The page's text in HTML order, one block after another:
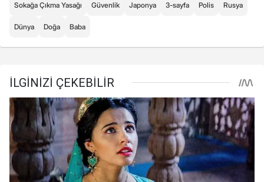
Sokağa Çıkma Yasağı Güvenlik Japonya 3-sayfa Polis Rusya
Dünya Doğa Baba